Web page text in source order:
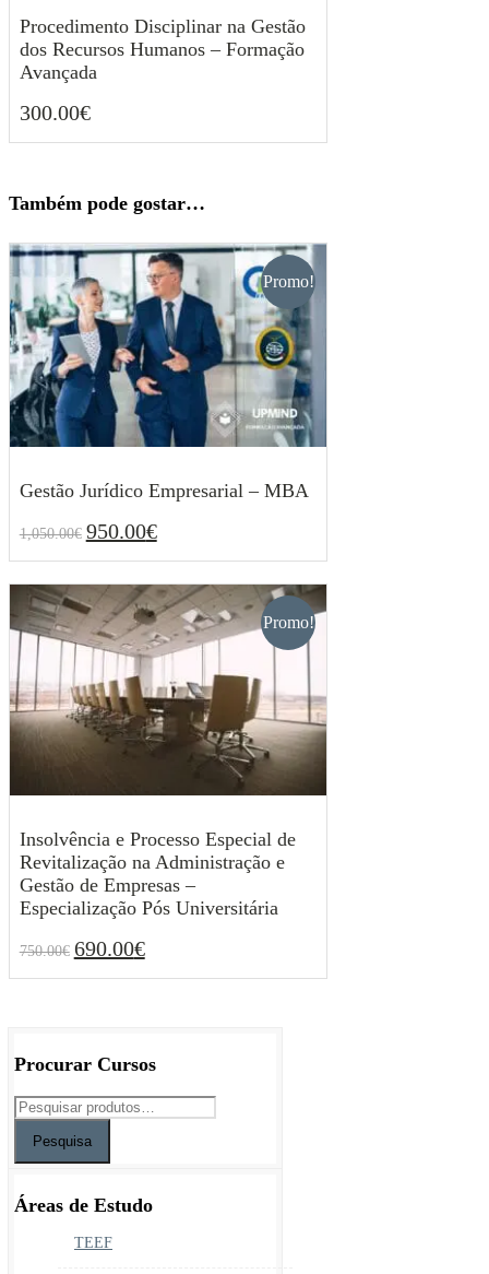
Procedimento Disciplinar na Gestão
dos Recursos Humanos – Formação
Avançada
300.00€
Também pode gostar…
Promo!
Gestão Jurídico Empresarial – MBA
1,050.00€ O
preço
original
era:
1,050.00€.
950.00€O
preço
atual
é:
950.00€.
1,050.00€
Promo!
Insolvência e Processo Especial de
Revitalização na Administração e
Gestão de Empresas –
Especialização Pós Universitária
750.00€ O
preço
original
690.00€O
preço
atual
750.00
Procurar Cursos
Pesquisa
Áreas de Estudo
TEEF